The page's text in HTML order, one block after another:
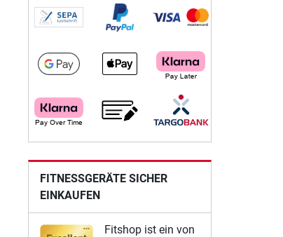
FITNESSGERÄTE SICHER
EINKAUFEN
Fitshop ist ein von